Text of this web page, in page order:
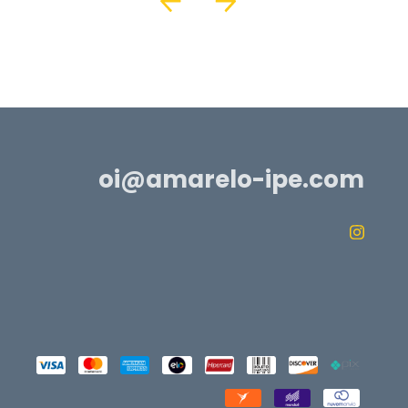
oi@amarelo-ipe.com